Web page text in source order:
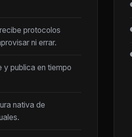
protocolos
ni errar.
y publica en tiempo
nativa de